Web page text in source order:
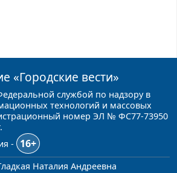
«Городские вести»
службой по надзору в
технологий и массовых
номер ЭЛ № ФС77-73950
-
16+
Наталия Андреевна